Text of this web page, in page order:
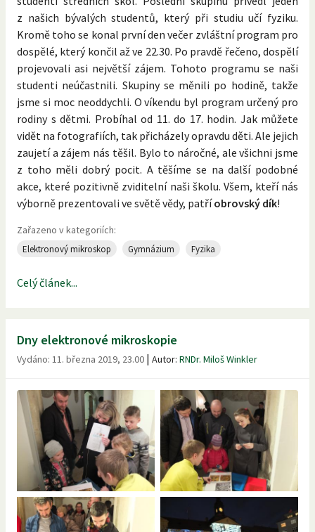
z našich bývalých studentů, který při studiu učí fyziku.
Kromě toho se konal první den večer zvláštní program pro
dospělé, který končil až ve 22.30. Po pravdě řečeno, dospělí
projevovali asi největší zájem. Tohoto programu se naši
studenti neúčastnili. Skupiny se měnili po hodině, takže
jsme si moc neoddychli. O víkendu byl program určený pro
rodiny s dětmi. Probíhal od 11. do 17. hodin. Jak můžete
vidět na fotografiích, tak přicházely opravdu děti. Ale jejich
zaujetí a zájem nás těšil. Bylo to náročné, ale všichni jsme
z toho měli dobrý pocit. A těšíme se na další podobné
akce, které pozitivně zviditelní naši školu. Všem, kteří nás
výborně prezentovali ve světě vědy, patříobrovský dík!
Zařazeno v kategoriích:
Elektronový mikroskop Gymnázium Fyzika
Celý článek...
Dny elektronové mikroskopie
Vydáno: 11. března 2019, 23.00 | Autor: RNDr. Miloš Winkler